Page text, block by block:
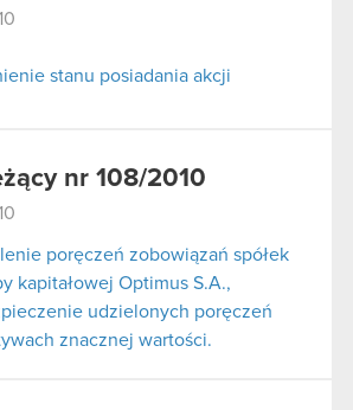
stanu posiadania akcji
nr 108/2010
poręczeń zobowiązań spółek
kapitałowej Optimus S.A.,
udzielonych poręczeń
znacznej wartości.